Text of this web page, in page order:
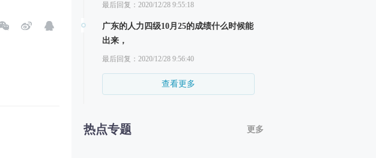
最后回复：2020/12/28 9:55:18
广东的人力四级10月25的成绩什么时候能
出来，
最后回复：2020/12/28 9:56:40
查看更多
热点专题 更多